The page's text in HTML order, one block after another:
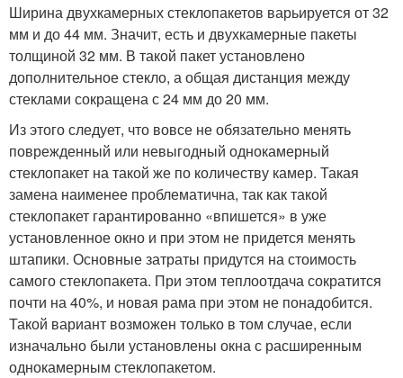
Ширина двухкамерных стеклопакетов варьируется от 32
мм и до 44 мм. Значит, есть и двухкамерные пакеты
толщиной 32 мм. В такой пакет установлено
дополнительное стекло, а общая дистанция между
стеклами сокращена с 24 мм до 20 мм.
Из этого следует, что вовсе не обязательно менять
поврежденный или невыгодный однокамерный
стеклопакет на такой же по количеству камер. Такая
замена наименее проблематична, так как такой
стеклопакет гарантированно «впишется» в уже
установленное окно и при этом не придется менять
штапики. Основные затраты придутся на стоимость
самого стеклопакета. При этом теплоотдача сократится
почти на 40%, и новая рама при этом не понадобится.
Такой вариант возможен только в том случае, если
изначально были установлены окна с расширенным
однокамерным стеклопакетом.